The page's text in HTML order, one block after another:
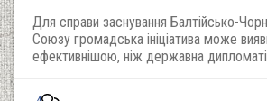
Для справи заснування Балтійсько-
Союзу громадська ініціатива може
ефективнішою, ніж державна